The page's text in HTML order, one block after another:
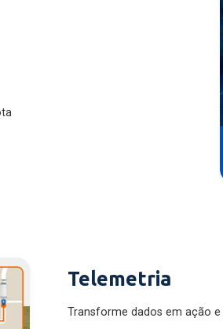
Telemetria
Transforme dados em ação